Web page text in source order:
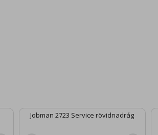
Jobman 2723 Service rövidnadrág